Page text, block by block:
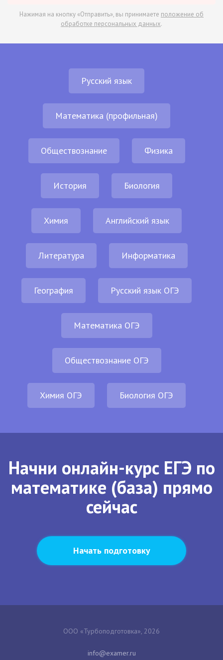
Нажимая на кнопку «Отправить», вы принимаете положение об
обработке персональных данных.
Русский язык
Математика (профильная)
Обществознание Физика
История Биология
Химия Английский язык
Литература Информатика
География Русский язык ОГЭ
Математика ОГЭ
Обществознание ОГЭ
Химия ОГЭ Биология ОГЭ
Начни онлайн-курс ЕГЭ по
математике (база) прямо
сейчас
Начать подготовку
ООО «Турбоподготовка», 2026